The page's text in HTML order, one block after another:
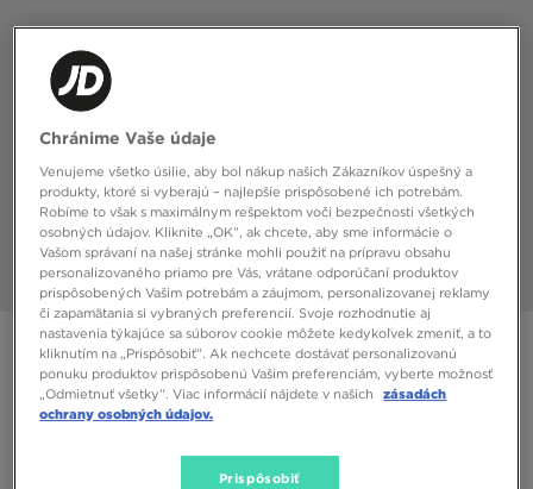
NIKE W AIR MAX DN TECH
84,00 €
(Počiatočná cena)
Chránime Vaše údaje
Venujeme všetko úsilie, aby bol nákup našich Zákazníkov úspešný a
produkty, ktoré si vyberajú – najlepšie prispôsobené ich potrebám.
Robíme to však s maximálnym rešpektom voči bezpečnosti všetkých
osobných údajov. Kliknite „OK”, ak chcete, aby sme informácie o
Vašom správaní na našej stránke mohli použiť na prípravu obsahu
personalizovaného priamo pre Vás, vrátane odporúčaní produktov
prispôsobených Vašim potrebám a záujmom, personalizovanej reklamy
či zapamätania si vybraných preferencií. Svoje rozhodnutie aj
nastavenia týkajúce sa súborov cookie môžete kedykoľvek zmeniť, a to
kliknutím na „Prispôsobiť”. Ak nechcete dostávať personalizovanú
ponuku produktov prispôsobenú Vašim preferenciám, vyberte možnosť
„Odmietnuť všetky”. Viac informácií nájdete v našich
zásadách
ochrany osobných údajov.
Prispôsobiť